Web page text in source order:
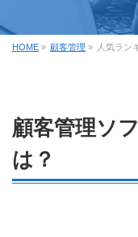
HOME » 顧客管理 » 人気ラン
顧客管理ソ
は？